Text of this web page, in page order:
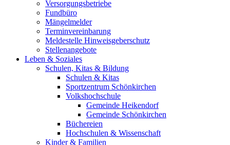
Versorgungsbetriebe
Fundbüro
Mängelmelder
Terminvereinbarung
Meldestelle Hinweisgeberschutz
Stellenangebote
Leben & Soziales
Schulen, Kitas & Bildung
Schulen & Kitas
Sportzentrum Schönkirchen
Volkshochschule
Gemeinde Heikendorf
Gemeinde Schönkirchen
Büchereien
Hochschulen & Wissenschaft
Kinder & Familien